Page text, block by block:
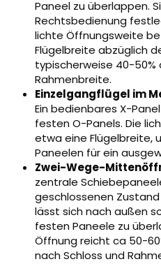
Paneel zu überlappen.
Rechtsbedienung
lichte Öffnungsweite
Flügelbreite abzüglich
typischerweise 40-
Rahmenbreite.
Einzelgangflügel im
Ein bedienbares X-
festen O-Panels. Die
etwa eine Flügelbreite,
Paneelen für ein
Zwei-Wege-
zentrale
geschlossenen
lässt sich nach außen
festen Paneele zu
Öffnung reicht ca 50-
nach Schloss und